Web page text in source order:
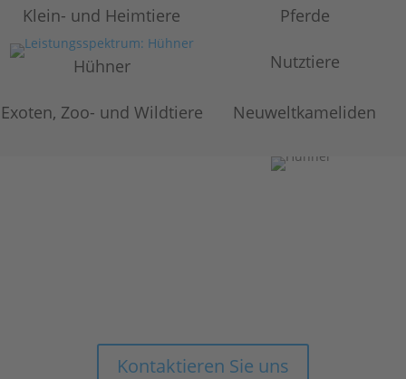
Klein- und Heimtiere Pferde
Hühner Nutztiere
Exoten, Zoo- und Wildtiere Neuweltkameliden
Kontaktieren Sie uns